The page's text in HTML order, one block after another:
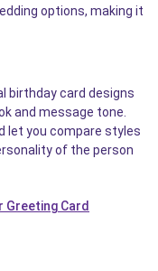
options, making it
birthday card designs
and message tone.
let you compare styles
of the person
Greeting Card